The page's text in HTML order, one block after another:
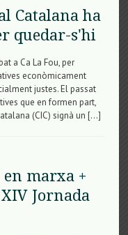
Catalana ha
quedar-s'hi
a Ca La Fou, per
econòmicament
justes. El passat
que en formen part,
(CIC) signà un […]
en marxa +
Jornada